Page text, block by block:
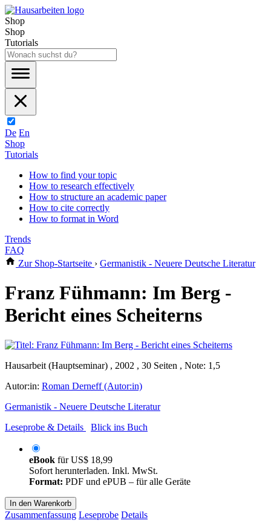
Shop
Shop
Tutorials
De En
Shop
Tutorials
How to find your topic
How to research effectively
How to structure an academic paper
How to cite correctly
How to format in Word
Trends
FAQ
Zur Shop-Startseite › Germanistik - Neuere Deutsche Literatur
Franz Fühmann: Im Berg -
Bericht eines Scheiterns
Hausarbeit (Hauptseminar) , 2002 , 30 Seiten , Note: 1,5
Autor:in: Roman Derneff (Autor:in)
Germanistik - Neuere Deutsche Literatur
Leseprobe & Details
Blick ins Buch
eBook fürUS$ 18,99
Sofort herunterladen. Inkl. MwSt.
Format: PDF und ePUB – für alle Geräte
In den Warenkorb
Zusammenfassung Leseprobe Details